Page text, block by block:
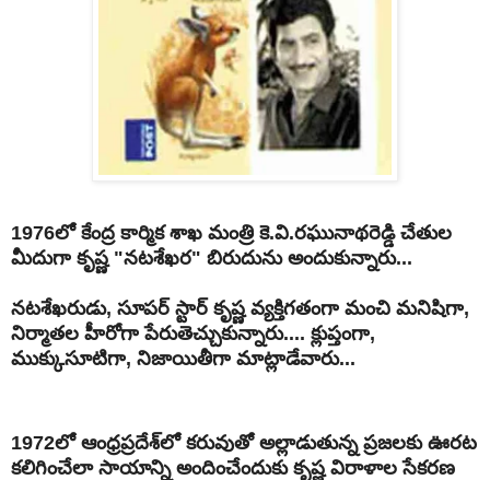
1976లో కేంద్ర కార్మిక శాఖ మంత్రి కె.వి.రఘునాథరెడ్డి చేతుల
మీదుగా కృష్ణ "నటశేఖర" బిరుదును అందుకున్నారు...
నటశేఖరుడు, సూపర్ స్టార్ కృష్ణ వ్యక్తిగతంగా మంచి మనిషిగా,
నిర్మాతల హీరోగా పేరుతెచ్చుకున్నారు.... క్లుప్తంగా,
ముక్కుసూటిగా, నిజాయితీగా మాట్లాడేవారు...
1972లో ఆంధ్రప్రదేశ్‌లో కరువుతో అల్లాడుతున్న ప్రజలకు ఊరట
కలిగించేలా సాయాన్ని అందించేందుకు కృష్ణ విరాళాల సేకరణ